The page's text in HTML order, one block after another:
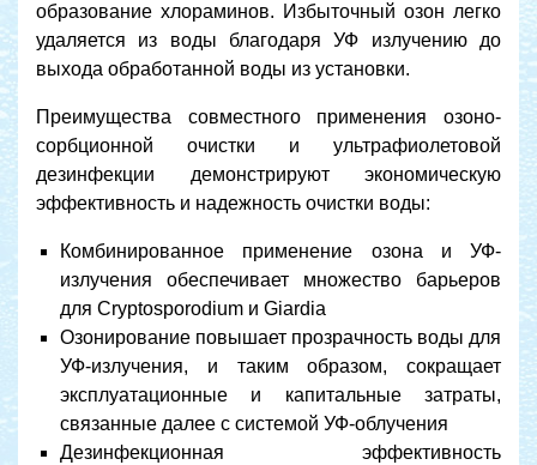
образование хлораминов. Избыточный озон легко
удаляется из воды благодаря УФ излучению до
выхода обработанной воды из установки.
Преимущества совместного применения озоно-
сорбционной очистки и ультрафиолетовой
дезинфекции демонстрируют экономическую
эффективность и надежность очистки воды:
Комбинированное применение озона и УФ-
излучения обеспечивает множество барьеров
для Cryptosporodium и Giardia
Озонирование повышает прозрачность воды для
УФ-излучения, и таким образом, сокращает
эксплуатационные и капитальные затраты,
связанные далее с системой УФ-облучения
Дезинфекционная эффективность